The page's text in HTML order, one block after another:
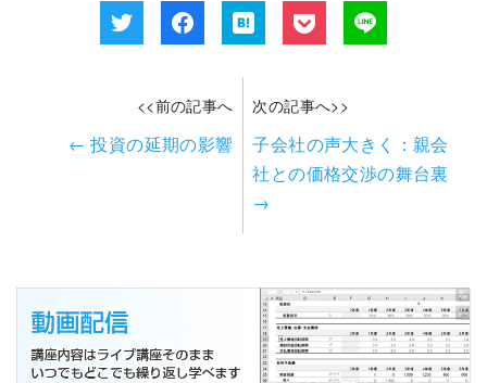
<<前の記事へ
← 投資の延期の影響
次の記事へ>>
子会社の声大きく：親会
社との価格交渉の舞台裏
→